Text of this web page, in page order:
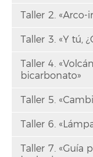
Taller 2. «Arco-
Taller 3. «Y tú,
Taller 4.
bicarbonato»
Taller 5.
Taller 6.
Taller 7. «Guía